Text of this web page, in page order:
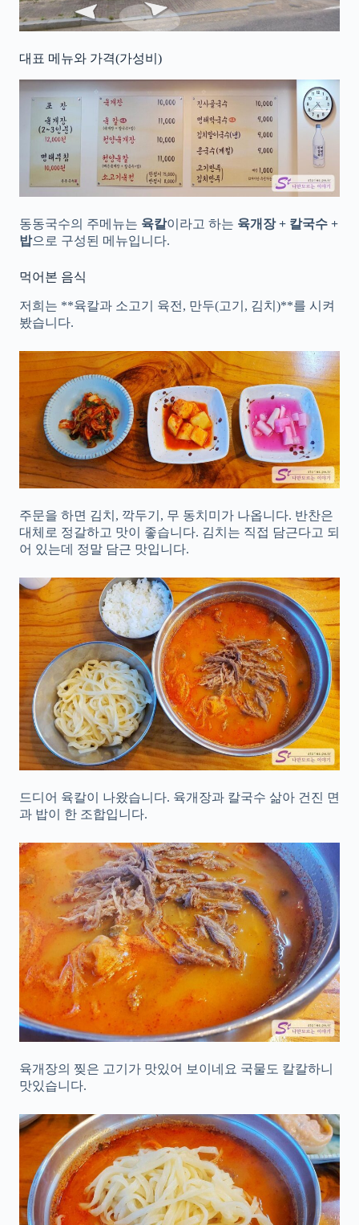
대표 메뉴와 가격(가성비)
동동국수의 주메뉴는 육칼이라고 하는 육개장 + 칼국수 +
밥으로 구성된 메뉴입니다.
먹어본 음식
저희는 **육칼과 소고기 육전, 만두(고기, 김치)**를 시켜
봤습니다.
주문을 하면 김치, 깍두기, 무 동치미가 나옵니다. 반찬은
대체로 정갈하고 맛이 좋습니다. 김치는 직접 담근다고 되
어 있는데 정말 담근 맛입니다.
드디어 육칼이 나왔습니다. 육개장과 칼국수 삶아 건진 면
과 밥이 한 조합입니다.
육개장의 찢은 고기가 맛있어 보이네요 국물도 칼칼하니
맛있습니다.